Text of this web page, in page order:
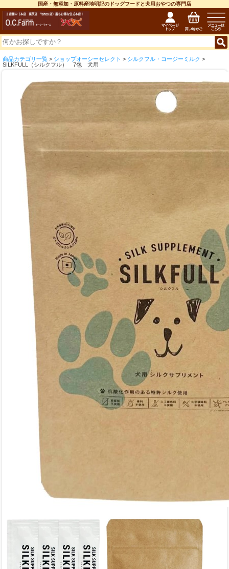
国産・無添加・原料産地明記のドッグフードと犬用おやつの専門店
商品カテゴリ一覧 > ショップオーシーセレクト > シルクフル・コージーミルク >
SILKFULL（シルクフル） 7包 犬用